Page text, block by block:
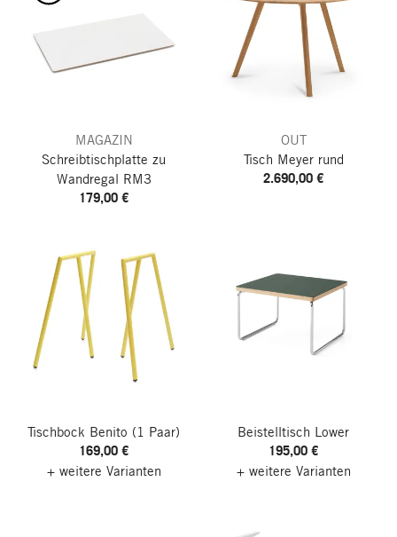
MAGAZIN
Schreibtischplatte zu
Wandregal RM3
179,00 €
OUT
Tisch Meyerrund
2.690,00 €
Tischbock Benito (1 Paar)
169,00 €
+ weitere Varianten
Beistelltisch Lower
195,00 €
+ weitere Varianten